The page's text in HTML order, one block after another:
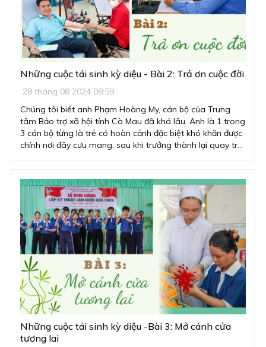
Những cuộc tái sinh kỳ diệu - Bài 2: Trả ơn cuộc đời
28 tháng 08 2024 08:59
Chúng tôi biết anh Phạm Hoàng My, cán bộ của Trung
tâm Bảo trợ xã hội tỉnh Cà Mau đã khá lâu. Anh là 1 trong
3 cán bộ từng là trẻ có hoàn cảnh đặc biệt khó khăn được
chính nơi đây cưu mang, sau khi trưởng thành lại quay trở
hết, tôi thấu hiểu những gập ghềnh, trắc trở trong cuộc đời
của những trẻ em bất hạnh. Chính vì điều đó, tôi càng biết
ơn đại gia đình Trung tâm Bảo trợ xã hội đã cho chúng tôi
từ tình thương yêu, sự chăm sóc chu đáo cho đến cơ hội
được học hành. Khi nói ra những điều này, tôi thấm thía
rằng, chỉ có con đường học tập, dù là học nghề hay học
chữ, phải có cuộc sống vững vàng mới có thể sống hữu
ích, mới giúp đỡ được người khác”.
Những cuộc tái sinh kỳ diệu -Bài 3: Mở cánh cửa
tương lai